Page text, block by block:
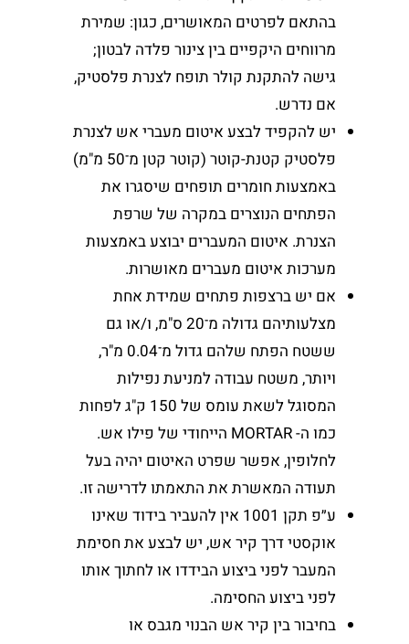
בהתאם לפרטים המאושרים, כגון: שמירת
מרווחים היקפיים בין צינור פלדה לבטון;
גישה להתקנת קולר תופח לצנרת פלסטיק,
אם נדרש.
יש להקפיד לבצע איטום מעברי אש לצנרת
פלסטיק קטנת-קוטר (קוטר קטן מ־50 מ"מ)
באמצעות חומרים תופחים שיסגרו את
הפתחים הנוצרים במקרה של שרפת
הצנרת. איטום המעברים יבוצע באמצעות
מערכות איטום מעברים מאושרות.
אם יש ברצפות פתחים שמידת אחת
מצלעותיהם גדולה מ־20 ס"מ, ו/או גם
ששטח הפתח שלהם גדול מ־0.04 מ"ר,
ויותר, משטח עבודה למניעת נפילות
המסוגל לשאת עומס של 150 ק"ג לפחות
כמו ה- MORTAR הייחודי של פילו אש.
לחלופין, אפשר שפרט האיטום יהיה בעל
תעודה המאשרת את התאמתו לדרישה זו.
ע״פ תקן 1001 אין להעביר בידוד שאינו
אוקסטי דרך קיר אש, יש לבצע את חסימת
המעבר לפני ביצוע הבידדו או לחתוך אותו
לפני ביצוע החסימה.
בחיבור בין קיר אש הבנוי מגבס או